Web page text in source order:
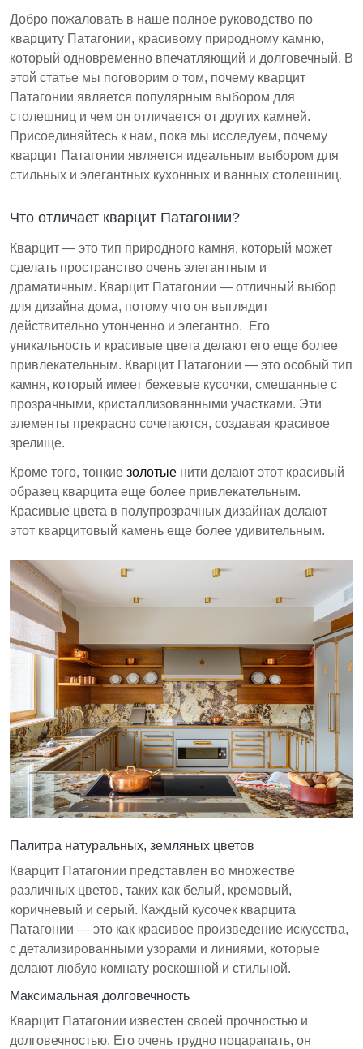
Добро пожаловать в наше полное руководство по
кварциту Патагонии, красивому природному камню,
который одновременно впечатляющий и долговечный. В
этой статье мы поговорим о том, почему кварцит
Патагонии является популярным выбором для
столешниц и чем он отличается от других камней.
Присоединяйтесь к нам, пока мы исследуем, почему
кварцит Патагонии является идеальным выбором для
стильных и элегантных кухонных и ванных столешниц.
Что отличает кварцит Патагонии?
Кварцит — это тип природного камня, который может
сделать пространство очень элегантным и
драматичным. Кварцит Патагонии — отличный выбор
для дизайна дома, потому что он выглядит
действительно утонченно и элегантно. Его
уникальность и красивые цвета делают его еще более
привлекательным. Кварцит Патагонии — это особый тип
камня, который имеет бежевые кусочки, смешанные с
прозрачными, кристаллизованными участками. Эти
элементы прекрасно сочетаются, создавая красивое
зрелище.
Кроме того, тонкие золотые нити делают этот красивый
образец кварцита еще более привлекательным.
Красивые цвета в полупрозрачных дизайнах делают
этот кварцитовый камень еще более удивительным.
Палитра натуральных, земляных цветов
Кварцит Патагонии представлен во множестве
различных цветов, таких как белый, кремовый,
коричневый и серый. Каждый кусочек кварцита
Патагонии — это как красивое произведение искусства,
с детализированными узорами и линиями, которые
делают любую комнату роскошной и стильной.
Максимальная долговечность
Кварцит Патагонии известен своей прочностью и
долговечностью. Его очень трудно поцарапать, он